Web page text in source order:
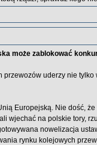
może zablokować
uderzy nie
Europejską. Nie dość,
wjechać na polskie tory,
nowelizacja
rynku kolejowych